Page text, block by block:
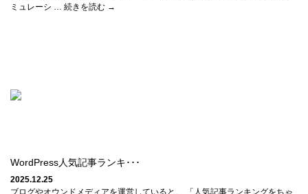
ミュレーシ … 続きを読む →
WordPress人気記事ランキ･･･
2025.12.25
ブログやオウンドメディアを運営していると、 「人気記事ランキングをちゃ